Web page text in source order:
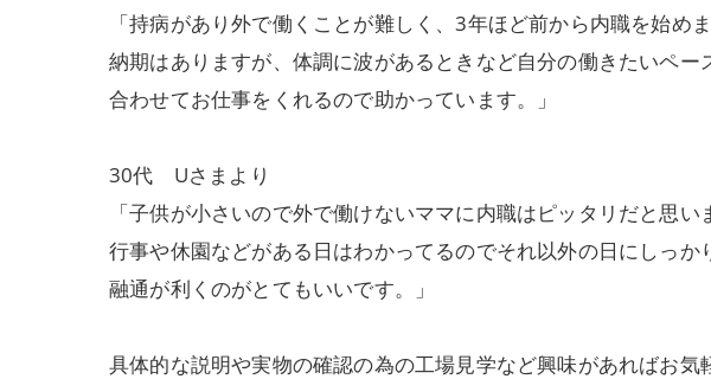
「持病があり外で働くことが難しく、3年ほど前から内職を始めま
納期はありますが、体調に波があるときなど自分の働きたいペー
合わせてお仕事をくれるので助かっています。」
30代 Uさまより
「子供が小さいので外で働けないママに内職はピッタリだと思い
行事や休園などがある日はわかってるのでそれ以外の日にしっか
融通が利くのがとてもいいです。」
具体的な説明や実物の確認の為の工場見学など興味があればお気